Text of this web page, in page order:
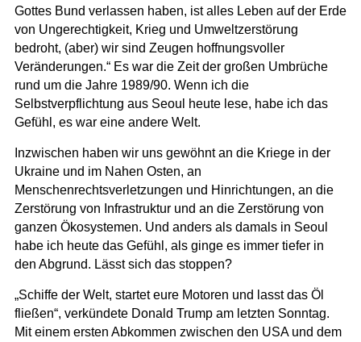
Gottes Bund verlassen haben, ist alles Leben auf der Erde
von Ungerechtigkeit, Krieg und Umweltzerstörung
bedroht, (aber) wir sind Zeugen hoffnungsvoller
Veränderungen.“ Es war die Zeit der großen Umbrüche
rund um die Jahre 1989/90. Wenn ich die
Selbstverpflichtung aus Seoul heute lese, habe ich das
Gefühl, es war eine andere Welt.
Inzwischen haben wir uns gewöhnt an die Kriege in der
Ukraine und im Nahen Osten, an
Menschenrechtsverletzungen und Hinrichtungen, an die
Zerstörung von Infrastruktur und an die Zerstörung von
ganzen Ökosystemen. Und anders als damals in Seoul
habe ich heute das Gefühl, als ginge es immer tiefer in
den Abgrund. Lässt sich das stoppen?
„Schiffe der Welt, startet eure Motoren und lasst das Öl
fließen“, verkündete Donald Trump am letzten Sonntag.
Mit einem ersten Abkommen zwischen den USA und dem